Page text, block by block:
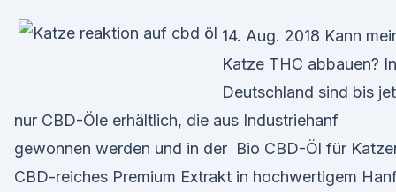
14. Aug. 2018 Kann
Katze THC abbauen? In
Deutschland sind bis
nur CBD-Öle erhältlich, die aus Industriehanf
gewonnen werden und in der Bio CBD-Öl für
CBD-reiches Premium Extrakt in hochwertigem